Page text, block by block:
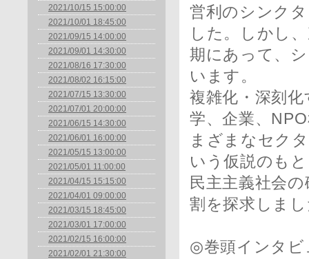
2021/10/15 15:00:00
2021/10/01 18:45:00
2021/09/15 14:00:00
2021/09/01 14:30:00
2021/08/16 17:30:00
2021/08/02 16:15:00
2021/07/15 13:30:00
2021/07/01 20:00:00
2021/06/15 14:30:00
2021/06/01 16:00:00
2021/05/15 13:00:00
2021/05/01 11:00:00
2021/04/15 15:15:00
2021/04/01 09:00:00
2021/03/15 18:45:00
2021/03/01 17:00:00
2021/02/15 16:00:00
2021/02/01 21:30:00
営利のシンク
した。しかし
期にあって、
います。
複雑化・深刻
学、企業、
まざまなセク
いう仮説のも
民主主義社会
割を探求しま
◎巻頭インタビ